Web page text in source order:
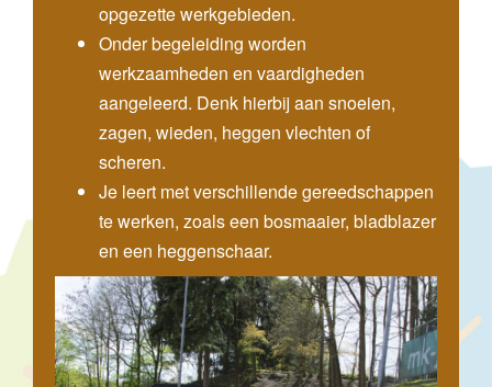
opgezette werkgebieden.
Onder begeleiding worden
werkzaamheden en vaardigheden
aangeleerd. Denk hierbij aan snoeien,
zagen, wieden, heggen vlechten of
scheren.
Je leert met verschillende gereedschappen
te werken, zoals een bosmaaier, bladblazer
en een heggenschaar.